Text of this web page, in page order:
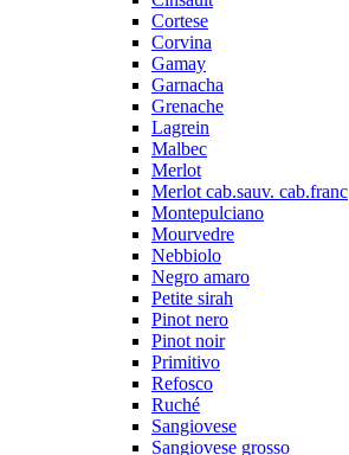
Cortese
Corvina
Gamay
Garnacha
Grenache
Lagrein
Malbec
Merlot
Merlot cab.sauv. cab.franc
Montepulciano
Mourvedre
Nebbiolo
Negro amaro
Petite sirah
Pinot nero
Pinot noir
Primitivo
Refosco
Ruché
Sangiovese
Sangiovese grosso